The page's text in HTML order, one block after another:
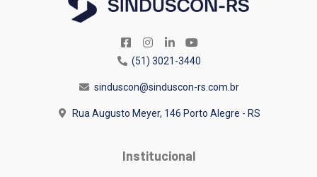
(51) 3021-3440
sinduscon@sinduscon-rs.com.br
Rua Augusto Meyer, 146 Porto Alegre - RS
Institucional